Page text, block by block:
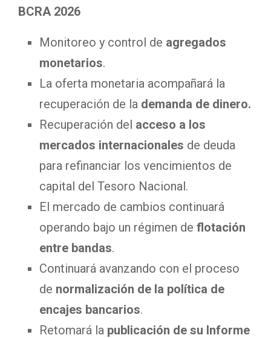
BCRA 2026
Monitoreo y control de agregados
monetarios.
La oferta monetaria acompañará la
recuperación de la demanda de dinero.
Recuperación del acceso a los
mercados internacionales de deuda
para refinanciar los vencimientos de
capital del Tesoro Nacional.
El mercado de cambios continuará
operando bajo un régimen de flotación
entre bandas.
Continuará avanzando con el proceso
de normalización de la política de
encajes bancarios.
Retomará la publicación de su Informe